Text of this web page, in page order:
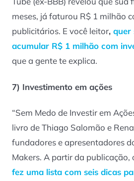
meses, já faturou R$ 1 milhão
publicitários. E você leitor, quer
acumular R$ 1 milhão com
que a gente te explica.
7) Investimento em ações
“Sem Medo de Investir em
livro de Thiago Salomão e
fundadores e apresentadores
Makers. A partir da publicação,
fez uma lista com seis dicas